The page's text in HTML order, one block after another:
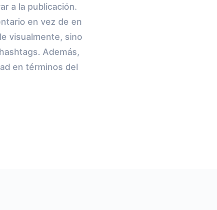
a la publicación.
en vez de en
visualmente, sino
Además,
en términos del